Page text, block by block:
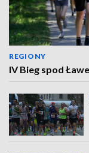
REGIONY
IV Bieg spod